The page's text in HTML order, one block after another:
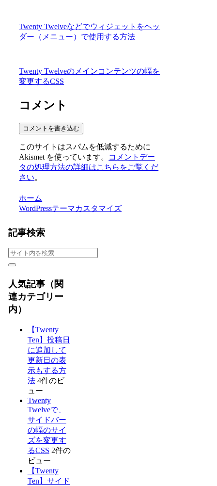
Twenty Twelveなどでウィジェットをヘッ
ダー（メニュー）で使用する方法
Twenty Twelveのメインコンテンツの幅を
変更するCSS
コメント
コメントを書き込む
このサイトはスパムを低減するために
Akismet を使っています。
コメントデー
タの処理方法の詳細はこちらをご覧くだ
さい。
ホーム
WordPressテーマカスタマイズ
記事検索
人気記事（関
連カテゴリー
内）
【Twenty
Ten】投稿日
に追加して
更新日の表
示もする方
法 4件のビ
ュー
Twenty
Twelveで、
サイドバー
の幅のサイ
ズを変更す
るCSS 2件の
ビュー
【Twenty
Ten】サイド